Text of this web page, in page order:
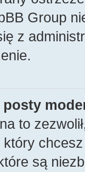
Group
z
posty
to
są